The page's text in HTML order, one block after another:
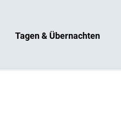
Tagen & Übernachten